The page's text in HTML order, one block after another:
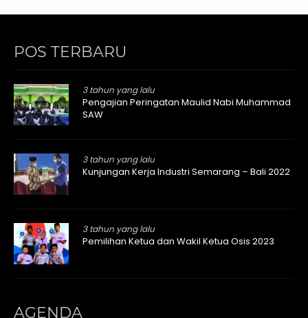
POS TERBARU
3 tahun yang lalu
Pengajian Peringatan Maulid Nabi Muhammad
SAW
3 tahun yang lalu
Kunjungan Kerja Industri Semarang – Bali 2022
3 tahun yang lalu
Pemilihan Ketua dan Wakil Ketua Osis 2023
AGENDA